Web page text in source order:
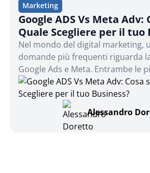
Marketing
Google ADS Vs Meta Adv:
Quale Scegliere per il tuo
Nel mondo del digital marketing,
domande più frequenti riguarda
Google Ads e Meta. Entrambe le
offrono opportunità enormi, ma
quale utilizzare dipende molto
esigenze del business e dagli
vogliono raggiungere. Questo
le principali differenze tra Google
Alessandro